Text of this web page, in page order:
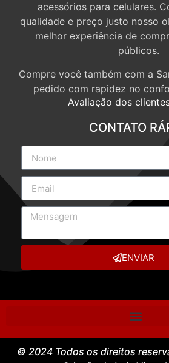
acessórios para celulares.
qualidade e preço justo nosso
melhor experiência de
públicos.
Compre você também com a
pedido com rapidez no
Avaliação dos
CONTATO
ENVIAR
© 2024 Todos os direitos